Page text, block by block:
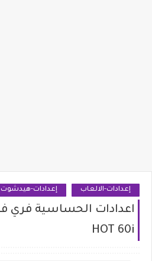
إعدادات-الالعاب إعدادات-هيدشوت
HOT 60i